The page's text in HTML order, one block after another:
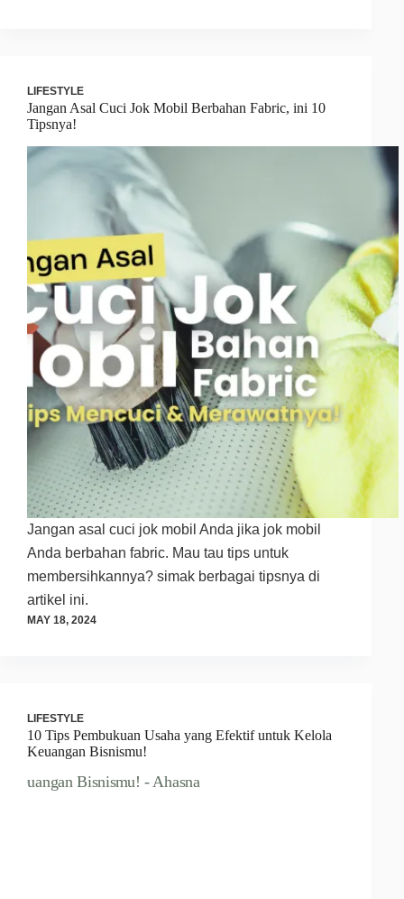
LIFESTYLE
Jangan Asal Cuci Jok Mobil Berbahan Fabric, ini 10
Tipsnya!
Jangan asal cuci jok mobil Anda jika jok mobil
Anda berbahan fabric. Mau tau tips untuk
membersihkannya? simak berbagai tipsnya di
artikel ini.
MAY 18, 2024
LIFESTYLE
10 Tips Pembukuan Usaha yang Efektif untuk Kelola
Keuangan Bisnismu!